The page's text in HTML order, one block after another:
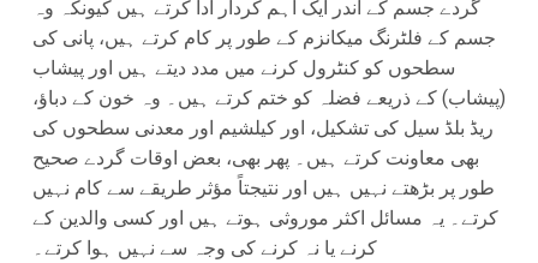
گردے جسم کے اندر ایک اہم کردار ادا کرتے ہیں کیونکہ وہ
جسم کے فلٹرنگ میکانزم کے طور پر کام کرتے ہیں، پانی کی
سطحوں کو کنٹرول کرنے میں مدد دیتے ہیں اور پیشاب
(پیشاب) کے ذریعے فضلہ کو ختم کرتے ہیں۔ وہ خون کے دباؤ،
ریڈ بلڈ سیل کی تشکیل، اور کیلشیم اور معدنی سطحوں کی
بھی معاونت کرتے ہیں۔ پھر بھی، بعض اوقات گردے صحیح
طور پر بڑھتے نہیں ہیں اور نتیجتاً مؤثر طریقے سے کام نہیں
کرتے۔ یہ مسائل اکثر موروثی ہوتے ہیں اور کسی والدین کے
کرنے یا نہ کرنے کی وجہ سے نہیں ہوا کرتے۔